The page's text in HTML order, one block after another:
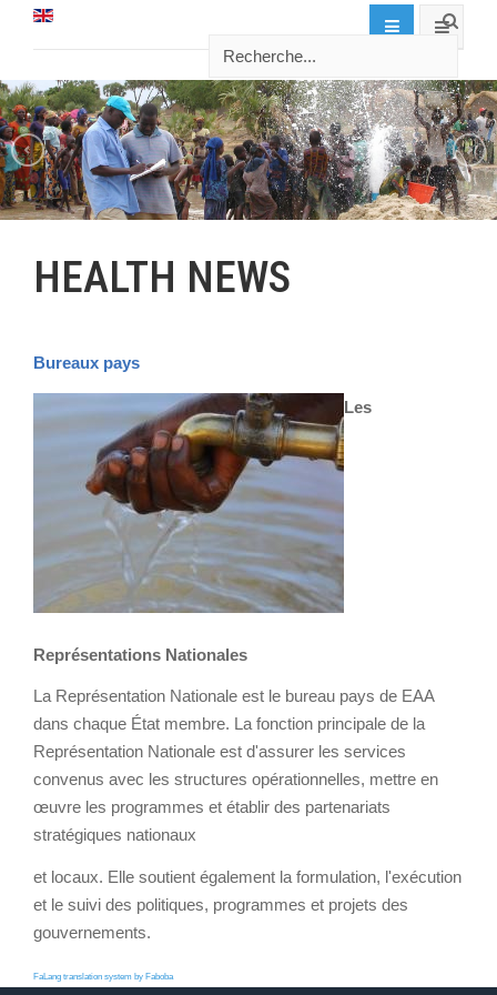
HEALTH NEWS
Bureaux pays
Les
Représentations Nationales
La Représentation Nationale est le bureau pays de EAA
dans chaque État membre. La fonction principale de la
Représentation Nationale est d'assurer les services
convenus avec les structures opérationnelles, mettre en
œuvre les programmes et établir des partenariats
stratégiques nationaux
et locaux. Elle soutient également la formulation, l'exécution
et le suivi des politiques, programmes et projets des
gouvernements.
FaLang translation system by Faboba